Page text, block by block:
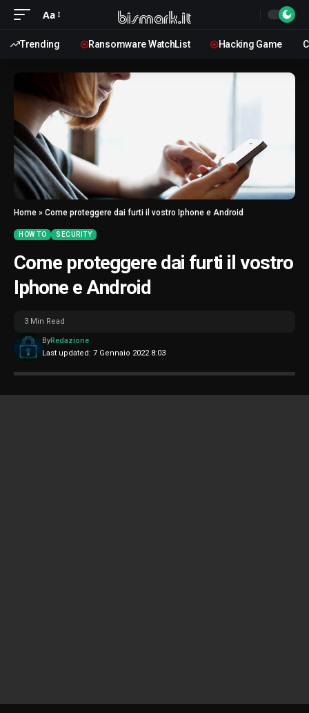
Aa
Trending Ransomware WatchList Hacking Game
Home » Come proteggere dai furti il vostro Iphone e Android
HOW TO SECURITY
Come proteggere dai furti il vostro
Iphone e Android
Last updated: 7 Gennaio 2022 8:03
ByRedazione
3 Min Read